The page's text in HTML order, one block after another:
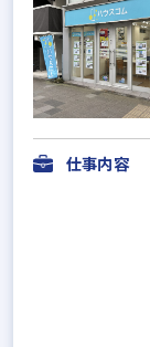
仕事内容